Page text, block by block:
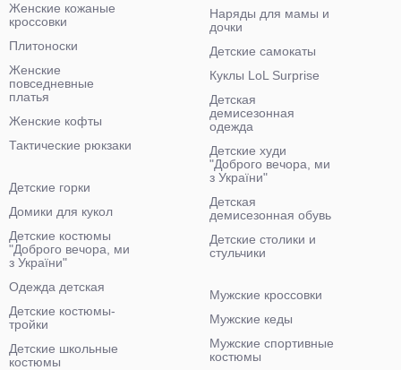
Женские кожаные
кроссовки
Плитоноски
Женские
повседневные
платья
Женские кофты
Тактические рюкзаки
Наряды для мамы и
дочки
Детские самокаты
Куклы LoL Surprise
Детская
демисезонная
одежда
Детские худи
"Доброго вечора, ми
з України"
Детская
демисезонная обувь
Детские столики и
стульчики
Детские горки
Домики для кукол
Детские костюмы
"Доброго вечора, ми
з України"
Одежда детская
Детские костюмы-
тройки
Детские школьные
костюмы
Мужские кроссовки
Мужские кеды
Мужские спортивные
костюмы